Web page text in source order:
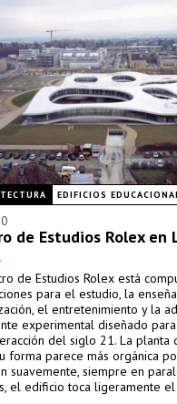
EDIFICIOS
de Estudios Rolex en
de Estudios Rolex está
para el estudio, la
el entretenimiento y la
experimental diseñado
del siglo 21. La planta
forma parece más orgánica
suavemente, siempre en
el edificio toca ligeramente